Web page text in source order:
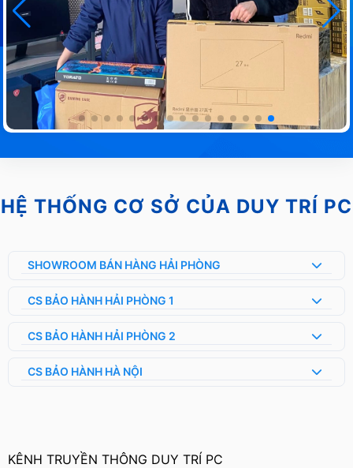
HỆ THỐNG CƠ SỞ CỦA DUY TRÍ PC
SHOWROOM BÁN HÀNG HẢI PHÒNG
CS BẢO HÀNH HẢI PHÒNG 1
CS BẢO HÀNH HẢI PHÒNG 2
CS BẢO HÀNH HÀ NỘI
KÊNH TRUYỀN THÔNG DUY TRÍ PC